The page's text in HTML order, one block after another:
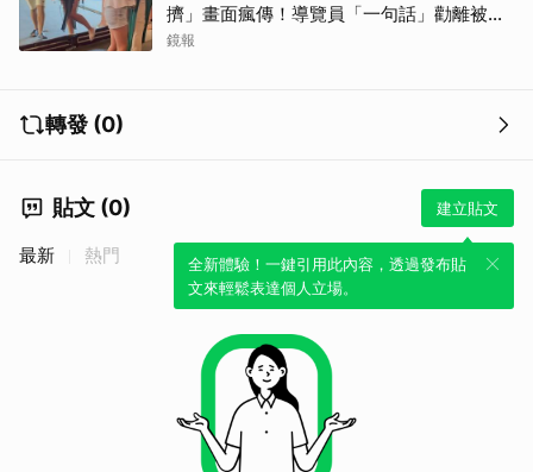
擠」畫面瘋傳！導覽員「一句話」勸離被狂
讚
鏡報
轉發 (0)
貼文 (0) 建立貼文
全新體驗！一鍵引用此內容，透過發布貼
文來輕鬆表達個人立場。
最新 熱門